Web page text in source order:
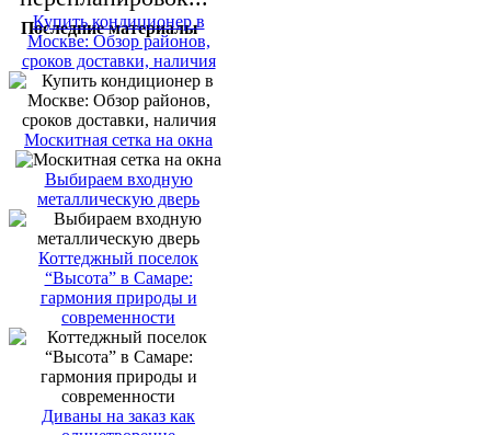
Последние материалы
Купить кондиционер в
Москве: Обзор районов,
сроков доставки, наличия
Москитная сетка на окна
Выбираем входную
металлическую дверь
Коттеджный поселок
“Высота” в Самаре:
гармония природы и
современности
Диваны на заказ как